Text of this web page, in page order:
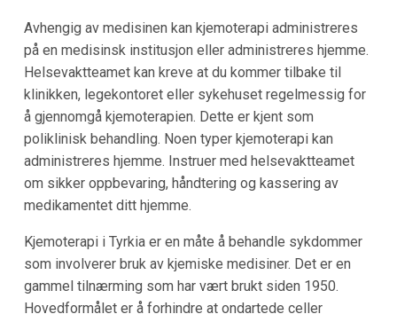
Avhengig av medisinen kan kjemoterapi administreres
på en medisinsk institusjon eller administreres hjemme.
Helsevaktteamet kan kreve at du kommer tilbake til
klinikken, legekontoret eller sykehuset regelmessig for
å gjennomgå kjemoterapien. Dette er kjent som
poliklinisk behandling. Noen typer kjemoterapi kan
administreres hjemme. Instruer med helsevaktteamet
om sikker oppbevaring, håndtering og kassering av
medikamentet ditt hjemme.
Kjemoterapi i Tyrkia er en måte å behandle sykdommer
som involverer bruk av kjemiske medisiner. Det er en
gammel tilnærming som har vært brukt siden 1950.
Hovedformålet er å forhindre at ondartede celler